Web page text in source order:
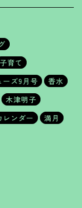
子育て
ーズ9月号
香水
木津明子
レンダー 満月